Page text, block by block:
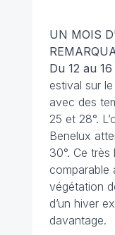
UN MOIS
Du 12 au
estival sur
avec des
25 et 28°.
Benelux
30°. Ce
comparable
végétation
d’un hiver
davantage.